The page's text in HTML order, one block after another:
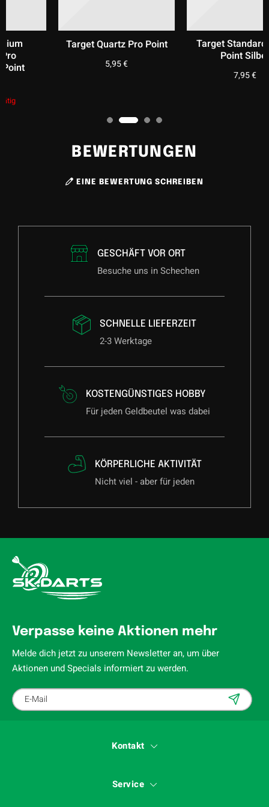
Target Quartz Pro Point
Target Standard Swiss
Point Silber
BEWERTUNGEN
EINE BEWERTUNG SCHREIBEN
GESCHÄFT VOR ORT
Besuche uns in Schechen
SCHNELLE LIEFERZEIT
2-3 Werktage
KOSTENGÜNSTIGES HOBBY
Für jeden Geldbeutel was dabei
KÖRPERLICHE AKTIVITÄT
Nicht viel - aber für jeden
Verpasse keine Aktionen mehr
Melde dich jetzt zu unserem Newsletter an, um über
Aktionen und Specials informiert zu werden.
Kontakt
Service